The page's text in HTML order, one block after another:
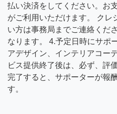
払い決済をしてください。お
がご利用いただけます。 クレ
い方は事務局までご連絡くだ
なります。 4.予定日時にサポ
アデザイン、インテリアコー
ビス提供終了後は、必ず、評
完了すると、サポーターが報
す。